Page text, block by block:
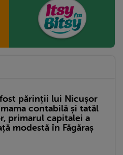
părinții lui Nicușor
mama contabilă și tatăl
primarul capitalei a
modestă în Făgăraș